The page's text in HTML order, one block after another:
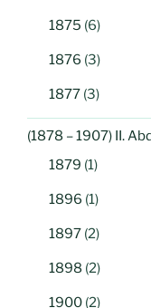
1875 (6)
1876 (3)
1877 (3)
(1878 – 1907) II.
1879 (1)
1896 (1)
1897 (2)
1898 (2)
1900 (2)